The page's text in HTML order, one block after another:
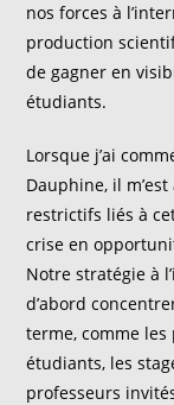
nos forces à
production
de gagner en
étudiants.
Lorsque j’ai
Dauphine, il
restrictifs liés à
crise en
Notre stratégie à
d’abord
terme, comme les
étudiants, les
professeurs